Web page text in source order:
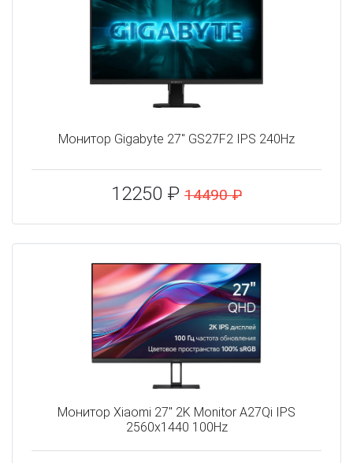
Монитор Gigabyte 27" GS27F2 IPS 240Hz
12250 ₽ 14490 ₽
Монитор Xiaomi 27" 2K Monitor A27Qi IPS
2560x1440 100Hz